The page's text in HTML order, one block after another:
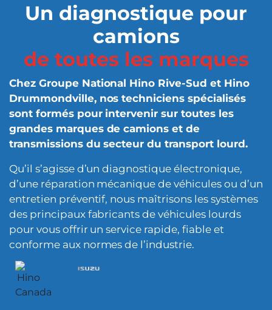
Un diagnostique pour
camions
de toutes les marques
Chez Groupe National Hino Rive-Sud et Hino
Drummondville, nos techniciens spécialisés
sont formés pour intervenir sur toutes les
grandes marques de camions et de
transmissions du secteur du transport lourd.
Qu’il s’agisse d’un diagnostique électronique,
d’une réparation mécanique de véhicules ou d’un
entretien préventif, nous maîtrisons les systèmes
des principaux fabricants de véhicules lourds
pour vous offrir un service rapide, fiable et
conforme aux normes de l’industrie.